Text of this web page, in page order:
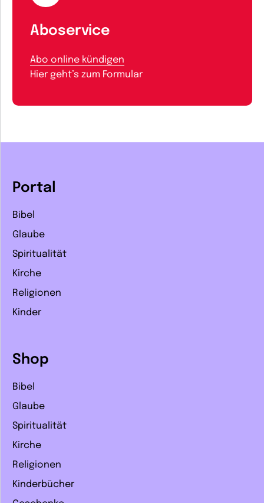
Aboservice
Abo online kündigen
Hier geht’s zum Formular
Portal
Bibel
Glaube
Spiritualität
Kirche
Religionen
Kinder
Shop
Bibel
Glaube
Spiritualität
Kirche
Religionen
Kinderbücher